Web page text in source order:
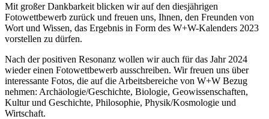
Mit großer Dankbarkeit blicken wir auf den diesjährigen
Fotowettbewerb zurück und freuen uns, Ihnen, den Freunden von
Wort und Wissen, das Ergebnis in Form des W+W-Kalenders 2023
vorstellen zu dürfen.
Nach der positiven Resonanz wollen wir auch für das Jahr 2024
wieder einen Fotowettbewerb ausschreiben. Wir freuen uns über
interessante Fotos, die auf die Arbeitsbereiche von W+W Bezug
nehmen: Archäologie/Geschichte, Biologie, Geowissenschaften,
Kultur und Geschichte, Philosophie, Physik/Kosmologie und
Wirtschaft.